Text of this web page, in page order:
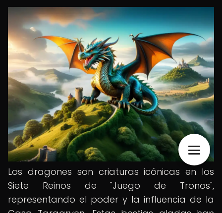
Los dragones son criaturas icónicas en los
Siete Reinos de "Juego de Tronos",
representando el poder y la influencia de la